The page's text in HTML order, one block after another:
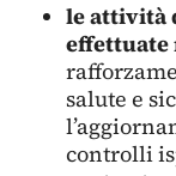
le attività
salute e
controlli